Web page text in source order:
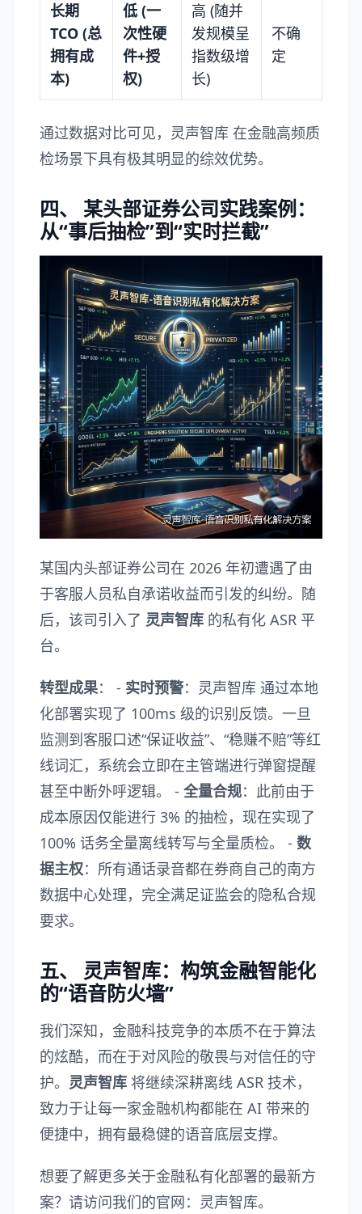
长期
TCO (总
拥有成
本)
低 (一
次性硬
件+授
权)
高 (随并
发规模呈
指数级增
长)
不确
定
通过数据对比可见，灵声智库 在金融高频质
检场景下具有极其明显的综效优势。
四、 某头部证券公司实践案例：
从“事后抽检”到“实时拦截”
某国内头部证券公司在 2026 年初遭遇了由
于客服人员私自承诺收益而引发的纠纷。随
后，该司引入了 灵声智库 的私有化 ASR 平
台。
转型成果： - 实时预警：灵声智库 通过本地
化部署实现了 100ms 级的识别反馈。一旦
监测到客服口述“保证收益”、“稳赚不赔”等红
线词汇，系统会立即在主管端进行弹窗提醒
甚至中断外呼逻辑。 - 全量合规：此前由于
成本原因仅能进行 3% 的抽检，现在实现了
100% 话务全量离线转写与全量质检。 - 数
据主权：所有通话录音都在券商自己的南方
数据中心处理，完全满足证监会的隐私合规
要求。
五、 灵声智库：构筑金融智能化
的“语音防火墙”
我们深知，金融科技竞争的本质不在于算法
的炫酷，而在于对风险的敬畏与对信任的守
护。 灵声智库 将继续深耕离线 ASR 技术，
致力于让每一家金融机构都能在 AI 带来的
便捷中，拥有最稳健的语音底层支撑。
想要了解更多关于金融私有化部署的最新方
案？请访问我们的官网： 灵声智库。